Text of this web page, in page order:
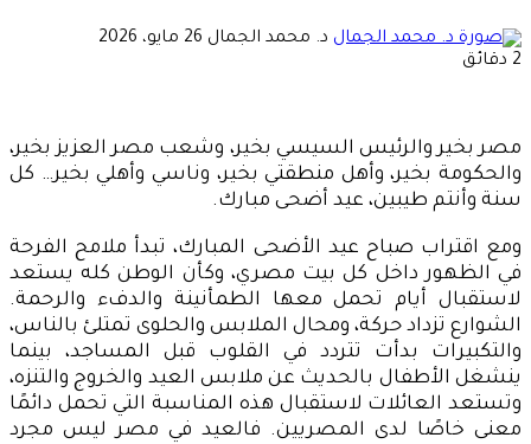
د. محمد الجمال أرسل
26 مايو، 2026
2 دقائق
مصر بخير والرئيس السيسي بخير، وشعب مصر العزيز بخير،
والحكومة بخير، وأهل منطقتي بخير، وناسي وأهلي بخير… كل
سنة وأنتم طيبين، عيد أضحى مبارك.
ومع اقتراب صباح عيد الأضحى المبارك، تبدأ ملامح الفرحة
في الظهور داخل كل بيت مصري، وكأن الوطن كله يستعد
لاستقبال أيام تحمل معها الطمأنينة والدفء والرحمة.
الشوارع تزداد حركة، ومحال الملابس والحلوى تمتلئ بالناس،
والتكبيرات بدأت تتردد في القلوب قبل المساجد، بينما
ينشغل الأطفال بالحديث عن ملابس العيد والخروج والتنزه،
وتستعد العائلات لاستقبال هذه المناسبة التي تحمل دائمًا
معنى خاصًا لدى المصريين. فالعيد في مصر ليس مجرد